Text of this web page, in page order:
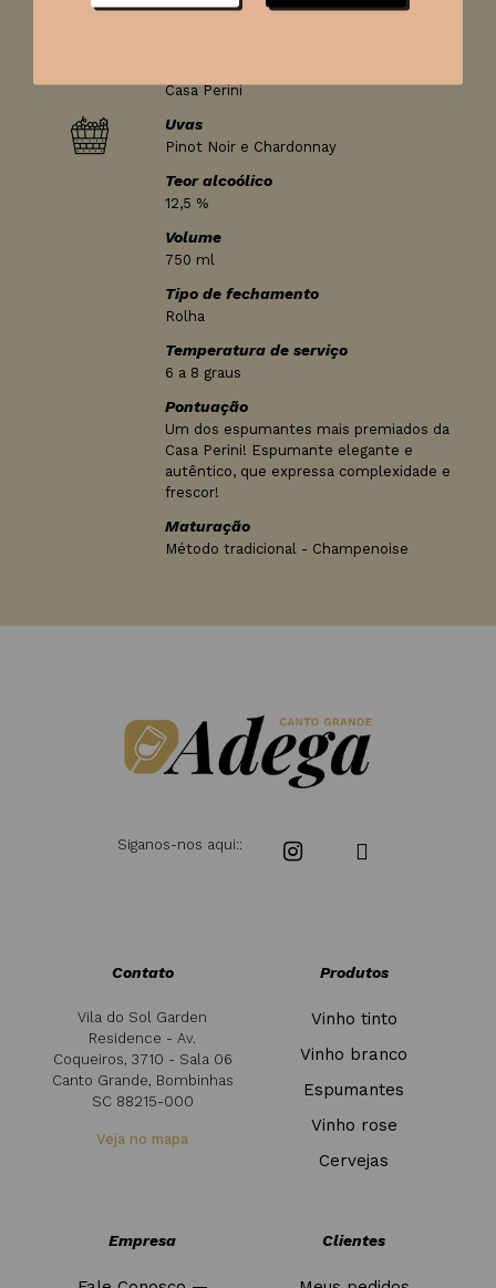
Região
Casa Perini
Uvas
Pinot Noir e Chardonnay
Teor alcoólico
12,5 %
Volume
750 ml
Tipo de fechamento
Rolha
Temperatura de serviço
6 a 8 graus
Pontuação
Um dos espumantes mais premiados da
Casa Perini! Espumante elegante e
autêntico, que expressa complexidade e
frescor!
Maturação
Método tradicional - Champenoise
Siganos-nos aqui::
Contato
Vila do Sol Garden
Residence - Av.
Coqueiros, 3710 - Sala 06
Canto Grande, Bombinhas
SC 88215-000
Veja no mapa
Produtos
Vinho tinto
Vinho branco
Espumantes
Vinho rose
Cervejas
Empresa Clientes